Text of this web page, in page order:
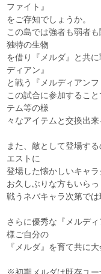
ファイト』
をご存知でしょうか。
この島では強者も弱者
独特の生物
を借り『メルダ』と共
ディアン』
と戦う『メルディアン
この試合に参加するこ
テム等の様
々なアイテムと交換出来
また、敵として登場す
エストに
登場した懐かしいキャラ
お久しぶりな方もいら
戦うネバキャラ次第で
さらに優秀な『メルデ
様ご自分の
『メルダ』を育て共に